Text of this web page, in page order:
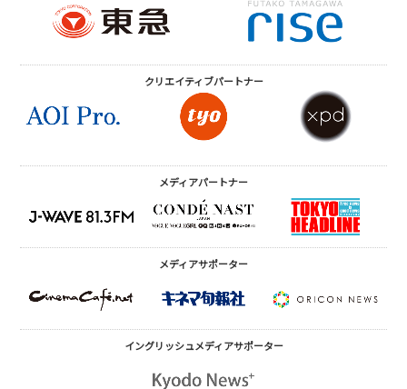
クリエイティブパートナー
メディアパートナー
メディアサポーター
イングリッシュメディアサポーター